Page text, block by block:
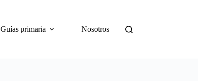
Guías primaria Nosotros